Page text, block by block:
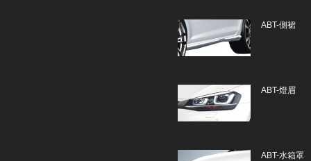
ABT-側裙
ABT-燈眉
ABT-水箱罩